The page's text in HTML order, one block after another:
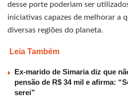
desse porte poderiam ser
iniciativas capazes de melhorar a
diversas regiões do planeta.
Leia Também
Ex-marido de Simaria diz que
pensão de R$ 34 mil e afirma:
serei”